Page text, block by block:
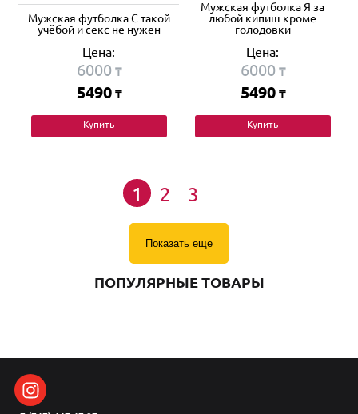
Мужская футболка С такой
учёбой и секс не нужен
Цена:
6000₸
5490 ₸
Купить
Мужская футболка Я за
любой кипиш кроме
голодовки
Цена:
6000₸
5490 ₸
Купить
1 2 3
Показать еще
ПОПУЛЯРНЫЕ ТОВАРЫ